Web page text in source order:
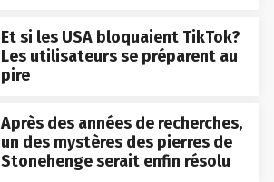
Et si les USA bloquaient TikTok?
Les utilisateurs se préparent au
pire
Après des années de recherches,
un des mystères des pierres de
Stonehenge serait enfin résolu